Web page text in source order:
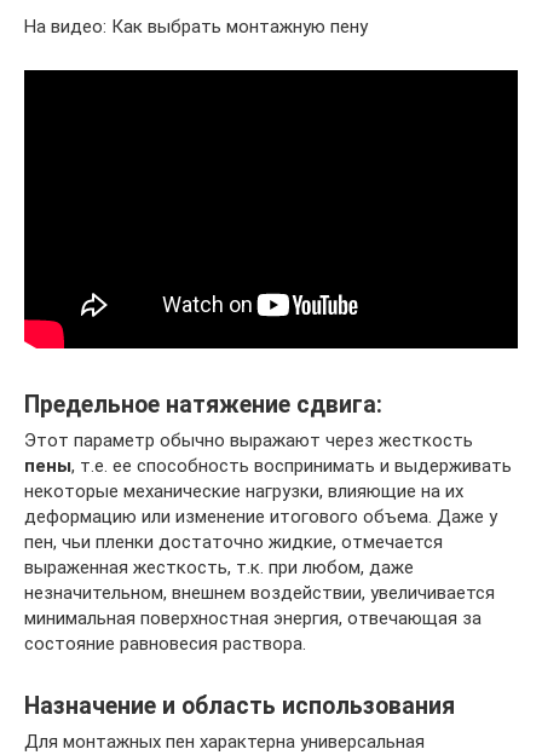
На видео: Как выбрать монтажную пену
Предельное натяжение сдвига:
Этот параметр обычно выражают через жесткость
пены, т.е. ее способность воспринимать и выдерживать
некоторые механические нагрузки, влияющие на их
деформацию или изменение итогового объема. Даже у
пен, чьи пленки достаточно жидкие, отмечается
выраженная жесткость, т.к. при любом, даже
незначительном, внешнем воздействии, увеличивается
минимальная поверхностная энергия, отвечающая за
состояние равновесия раствора.
Назначение и область использования
Для монтажных пен характерна универсальная